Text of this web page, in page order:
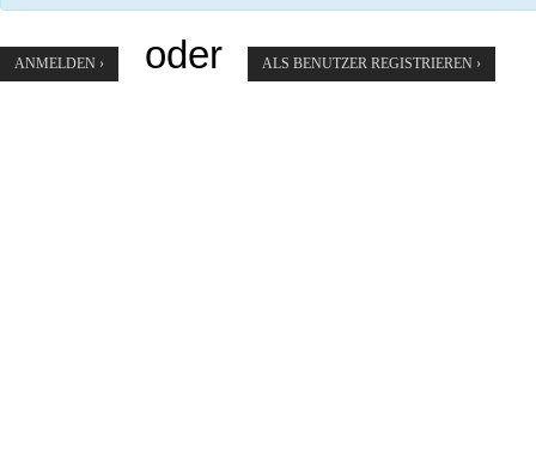
ANMELDEN › oder ALS BENUTZER REGISTRIEREN ›